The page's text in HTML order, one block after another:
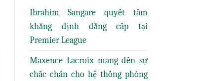
Ibrahim Sangare quyết tâm
khẳng định đẳng cấp tại
Premier League
Maxence Lacroix mang đến sự
chắc chắn cho hệ thống phòng